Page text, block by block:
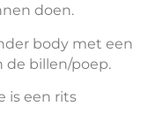
doen.
body met een
de billen/poep.
is een rits